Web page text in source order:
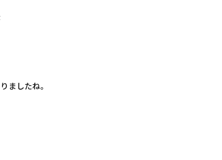
ましたね。